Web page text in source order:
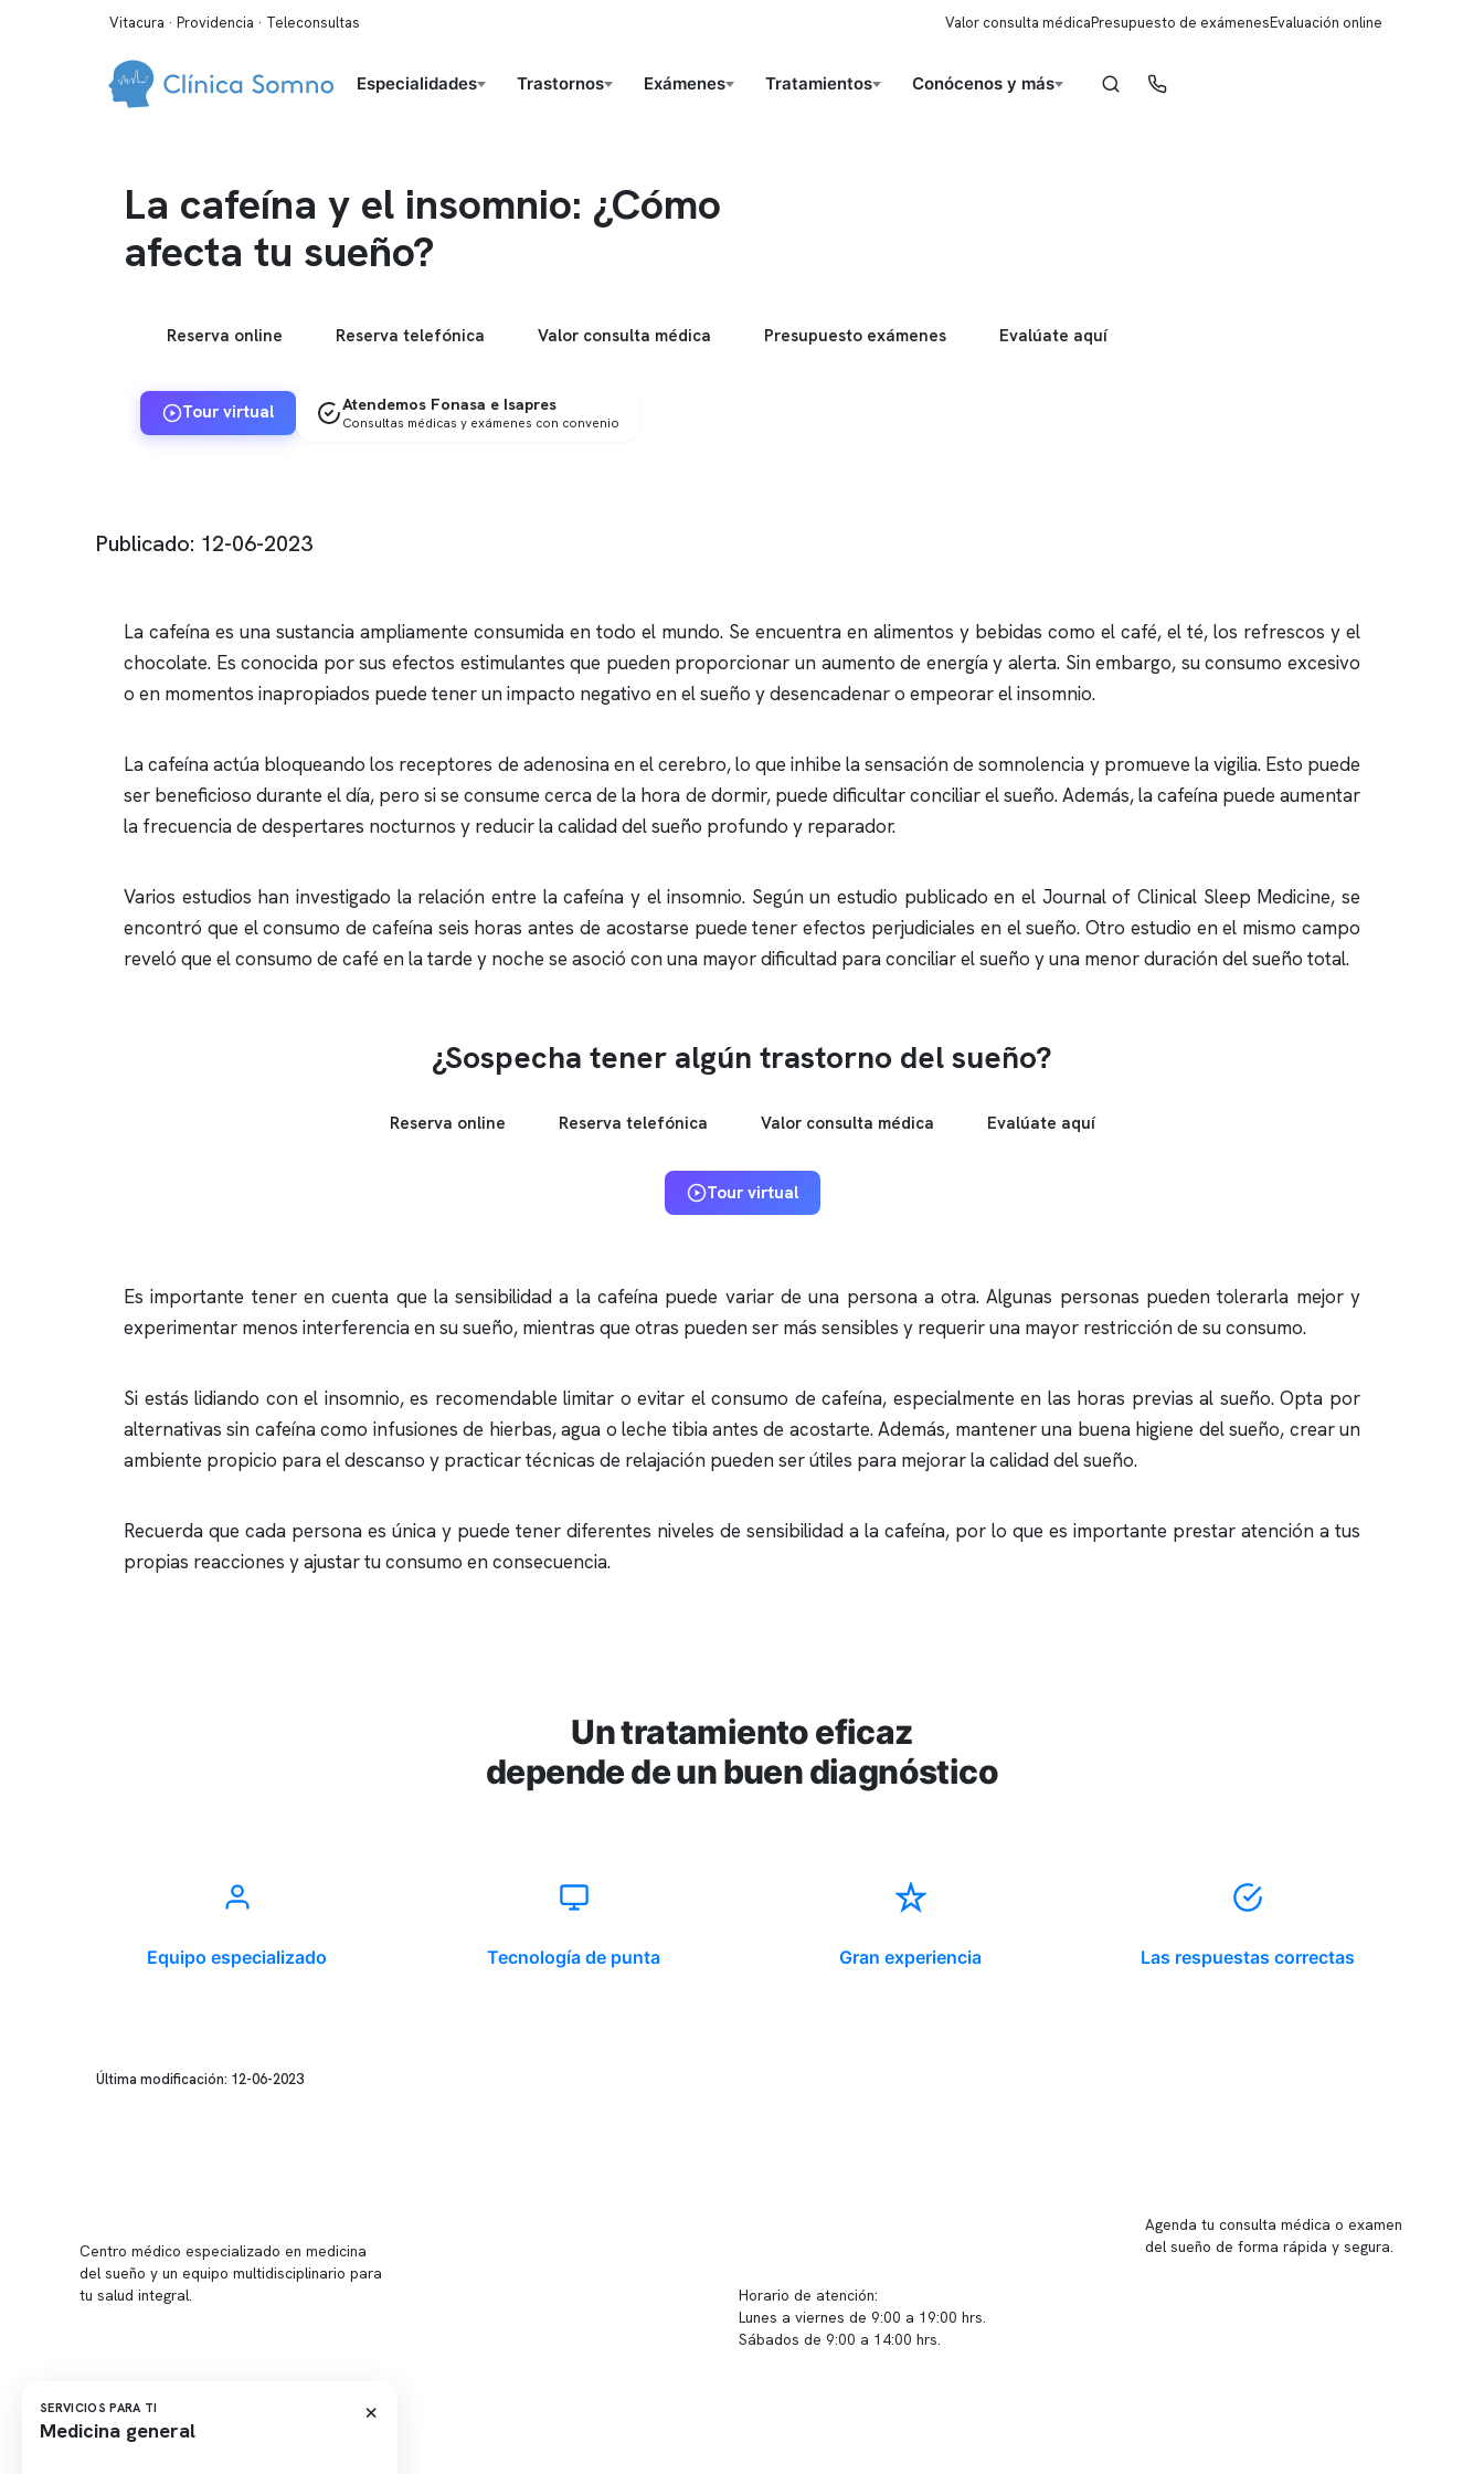
Vitacura · Providencia · Teleconsultas Valor consulta médicaPresupuesto de exámenesEvaluación online
Especialidades Trastornos Exámenes Tratamientos Conócenos y más
La cafeína y el insomnio: ¿Cómo
afecta tu sueño?
Reserva online Reserva telefónica Valor consulta médica Presupuesto exámenes Evalúate aquí
Tour virtual Atendemos Fonasa e Isapres
Consultas médicas y exámenes con convenio
Publicado: 12-06-2023
La cafeína es una sustancia ampliamente consumida en todo el mundo. Se encuentra en alimentos y bebidas como el café, el té, los refrescos y el
chocolate. Es conocida por sus efectos estimulantes que pueden proporcionar un aumento de energía y alerta. Sin embargo, su consumo excesivo
o en momentos inapropiados puede tener un impacto negativo en el sueño y desencadenar o empeorar elinsomnio.
La cafeína actúa bloqueando los receptores de adenosina en el cerebro, lo que inhibe la sensación de somnolencia y promueve la vigilia. Esto puede
ser beneficioso durante el día, pero si se consume cerca de la hora de dormir, puede dificultar conciliar el sueño. Además, la cafeína puede aumentar
la frecuencia de despertares nocturnos y reducir la calidad del sueño profundo y reparador.
Varios estudios han investigado la relación entre la cafeína y elinsomnio. Según un estudio publicado en el Journal of Clinical Sleep Medicine, se
encontró que el consumo de cafeína seis horas antes de acostarse puede tener efectos perjudiciales en el sueño. Otro estudio en el mismo campo
reveló que el consumo de café en la tarde y noche se asoció con una mayor dificultad para conciliar el sueño y una menor duración del sueño total.
¿Sospecha tener algún trastorno del sueño?
Reserva online Reserva telefónica Valor consulta médica Evalúate aquí
Tour virtual
Es importante tener en cuenta que la sensibilidad a la cafeína puede variar de una persona a otra. Algunas personas pueden tolerarla mejor y
experimentar menos interferencia en su sueño, mientras que otras pueden ser más sensibles y requerir una mayor restricción de su consumo.
Si estás lidiando con el insomnio, es recomendable limitar o evitar el consumo de cafeína, especialmente en las horas previas al sueño. Opta por
alternativas sin cafeína como infusiones de hierbas, agua o leche tibia antes de acostarte. Además, mantener una buena higiene del sueño, crear un
ambiente propicio para el descanso y practicar técnicas de relajación pueden ser útiles para mejorar la calidad del sueño.
Recuerda que cada persona es única y puede tener diferentes niveles de sensibilidad a la cafeína, por lo que es importante prestar atención a tus
propias reacciones y ajustar tu consumo en consecuencia.
Un tratamiento eficaz
depende de un buen diagnóstico
Equipo especializado Tecnología de punta Gran experiencia Las respuestas correctas
Última modificación: 12-06-2023
Centro médico especializado en medicina
del sueño y un equipo multidisciplinario para
tu salud integral.
Horario de atención:
Lunes a viernes de 9:00 a 19:00 hrs.
Sábados de 9:00 a 14:00 hrs.
Agenda tu consulta médica o examen
del sueño de forma rápida y segura.
SERVICIOS PARA TI
Medicina general
×